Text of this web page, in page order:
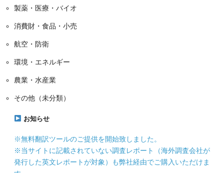
製薬・医療・バイオ
消費財・食品・小売
航空・防衛
環境・エネルギー
農業・水産業
その他（未分類）
お知らせ
※無料翻訳ツールのご提供を開始致しました。
※当サイトに記載されていない調査レポート（海外調査会社が
発行した英文レポートが対象）も弊社経由でご購入いただけま